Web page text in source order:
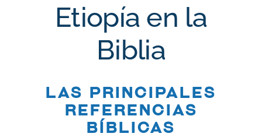
Suscríbase a nuestro boletín
Etiopía en la
Biblia
Las principales
referencias
bíblicas